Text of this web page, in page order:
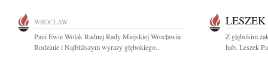
WROCŁAW
Pani Ewie Wolak Radnej Rady Miejskiej Wrocławia
Rodzinie i Najbliższym wyrazy głębokiego...
Z głębokim
hab. Leszek